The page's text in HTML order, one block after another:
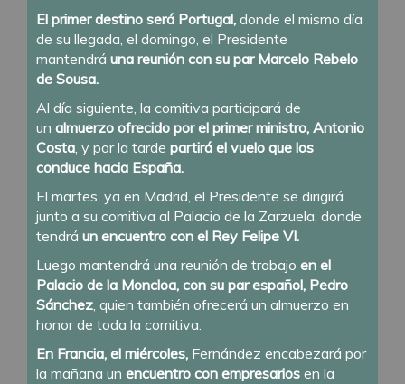
El primer destino será Portugal, donde el mismo día
de su llegada, el domingo, el Presidente
mantendrá una reunión con su par Marcelo Rebelo
de Sousa.
Al día siguiente, la comitiva participará de
un almuerzo ofrecido por el primer ministro, Antonio
Costa , y por la tarde partirá el vuelo que los
conduce hacia España.
El martes, ya en Madrid, el Presidente se dirigirá
junto a su comitiva al Palacio de la Zarzuela, donde
tendrá un encuentro con el Rey Felipe VI.
Luego mantendrá una reunión de trabajo en el
Palacio de la Moncloa, con su par español, Pedro
Sánchez , quien también ofrecerá un almuerzo en
honor de toda la comitiva.
En Francia, el miércoles, Fernández encabezará por
la mañana un encuentro con empresarios en la